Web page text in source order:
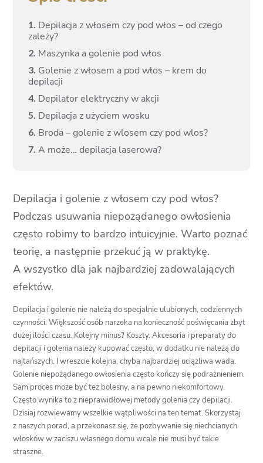
1.
Depilacja z włosem czy pod włos – od czego
zależy?
2. Maszynka a golenie pod włos
3. Golenie z włosem a pod włos – krem do
depilacji
4. Depilator elektryczny w akcji
5. Depilacja z użyciem wosku
6. Broda – golenie z wlosem czy pod wlos?
7. A może… depilacja laserowa?
Depilacja i golenie z włosem czy pod włos?
Podczas usuwania niepożądanego owłosienia
często robimy to bardzo intuicyjnie. Warto poznać
teorię, a następnie przekuć ją w praktykę.
A wszystko dla jak najbardziej zadowalających
efektów.
Depilacja i golenie nie należą do specjalnie ulubionych, codziennych
czynności. Większość osób narzeka na konieczność poświęcania zbyt
dużej ilości czasu. Kolejny minus? Koszty. Akcesoria i preparaty do
depilacji i golenia należy kupować często, w dodatku nie należą do
najtańszych. I wreszcie kolejna, chyba najbardziej uciążliwa wada.
Golenie niepożądanego owłosienia często kończy się podrażnieniem.
Sam proces może być też bolesny, a na pewno niekomfortowy.
Często wynika to z nieprawidłowej metody golenia czy depilacji.
Dzisiaj rozwiewamy wszelkie wątpliwości na ten temat. Skorzystaj
z naszych porad, a przekonasz się, że pozbywanie się niechcianych
włosków w zaciszu własnego domu wcale nie musi być takie
straszne.